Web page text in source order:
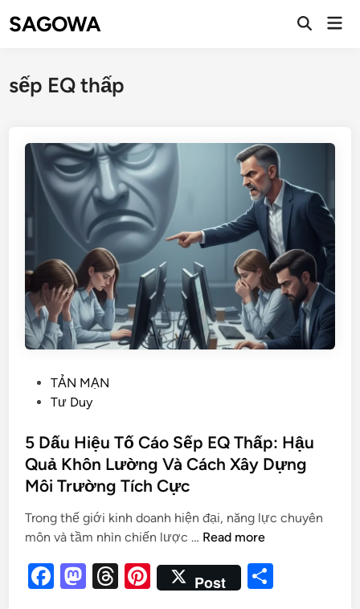
SAGOWA
sếp EQ thấp
TẢN MẠN
Tư Duy
5 Dấu Hiệu Tố Cáo Sếp EQ Thấp: Hậu
Quả Khôn Lường Và Cách Xây Dựng
Môi Trường Tích Cực
Trong thế giới kinh doanh hiện đại, năng lực chuyên
môn và tầm nhìn chiến lược … Read more
F
M T
Pi
Post